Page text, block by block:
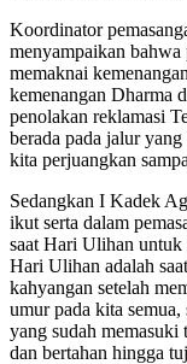
Koordinator
menyampaikan bahwa
memaknai
kemenangan Dharma
penolakan reklamasi
berada pada jalur
kita perjuangkan
Sedangkan I Kadek
ikut serta dalam
saat Hari Ulihan
Hari Ulihan adalah
kahyangan setelah
umur pada kita
yang sudah memasuki
dan bertahan hingga